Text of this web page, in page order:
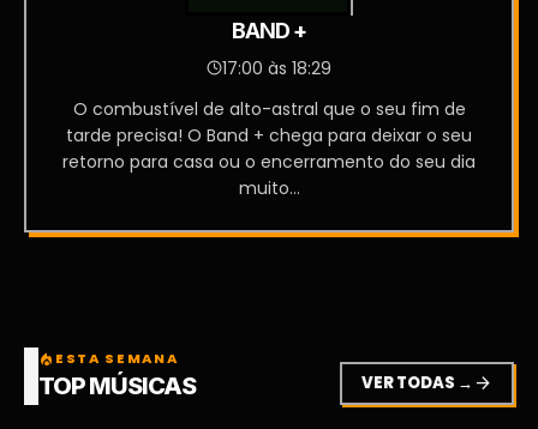
BAND +
17:00 às 18:29
O combustível de alto-astral que o seu fim de
tarde precisa! O Band + chega para deixar o seu
retorno para casa ou o encerramento do seu dia
muito...
local_fire_department ESTA SEMANA
TOP MÚSICAS VER TODAS → arrow_forward